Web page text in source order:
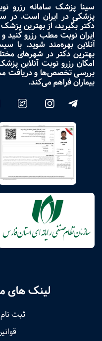
سینا پزشک سامانه رزرو
پزشکی در ایران است. در
دکتر بگیرید، از بهترین
ایران نوبت مطب رزرو کنید
آنلاین بهره‌مند شوید. با
بهترین دکتر در شهرهای
امکان رزرو نوبت آنلاین
بررسی تخصص‌ها و دریافت
بیماران فراهم می‌کند.
لینک های
ثبت